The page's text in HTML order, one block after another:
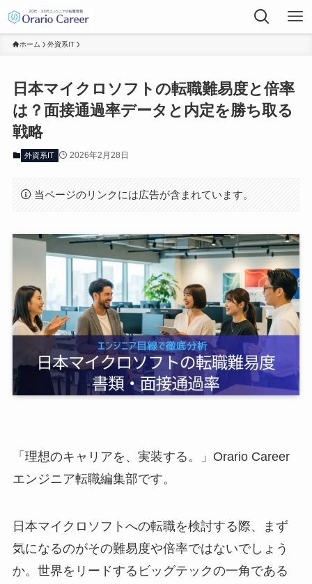
ホーム 外資系IT
日本マイクロソフトの転職難易度と倍率
は？面接通過率データと内定を勝ち取る
戦略
外資系IT 2026年2月28日
当ページのリンクには広告が含まれています。
「理想のキャリアを、実装する。」Orario Career
エンジニア転職編集部です。
日本マイクロソフトへの転職を検討する際、まず
気になるのがその難易度や倍率ではないでしょう
か。世界をリードするビッグテックの一角である